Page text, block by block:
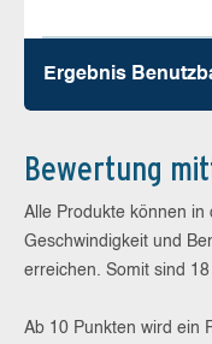
Ergebnis
Bewertung
Alle Produkte können in
Geschwindigkeit und
erreichen. Somit sind
Ab 10 Punkten wird ein